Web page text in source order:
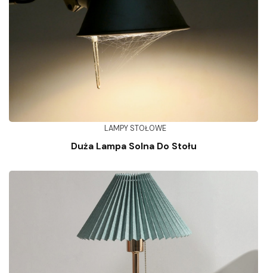
LAMPY STOŁOWE
Duża Lampa Solna Do Stołu